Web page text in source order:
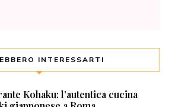
INTERESSARTI
Kohaku: l’autentica cucina